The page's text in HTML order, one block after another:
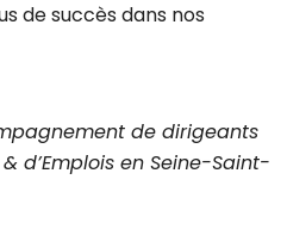
de succès dans nos
de dirigeants
d’Emplois en Seine-Saint-